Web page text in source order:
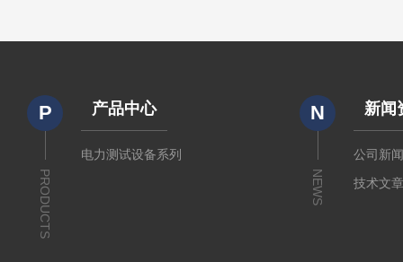
P
PRODUCTS
产品中心
电力测试设备系列
N
NEWS
新闻
公司新
技术文